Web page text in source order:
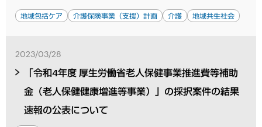
地域包括ケア 介護保険事業（支援）計画 介護 地域共生社会
2023/03/28
「令和4年度 厚生労働省老人保健事業推進費等補助
金（老人保健健康増進等事業）」の採択案件の結果
速報の公表について